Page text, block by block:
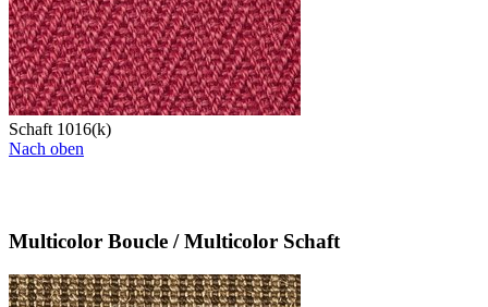
Schaft 1016(k)
Nach oben
Multicolor Boucle / Multicolor Schaft